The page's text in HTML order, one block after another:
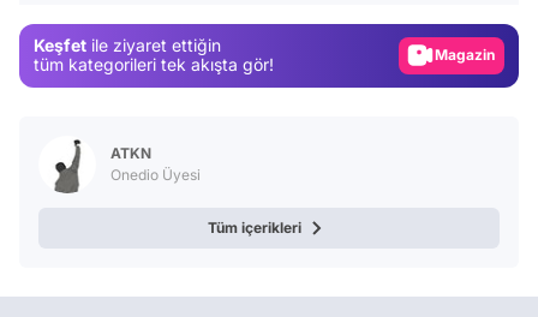
Keşfet ile ziyaret ettiğin
tüm kategorileri tek akışta gör!
Video
ATKN
Onedio Üyesi
Tüm içerikleri